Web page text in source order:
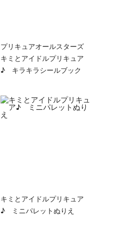
プリキュアオールスターズ
キミとアイドルプリキュア
♪ キラキラシールブック
キミとアイドルプリキュア
♪ ミニパレットぬりえ